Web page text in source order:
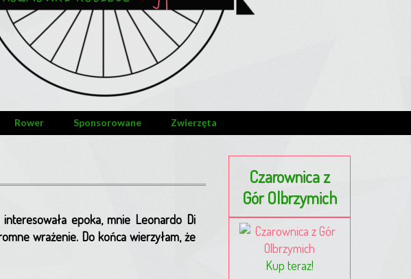
Rower Sponsorowane Zwierzęta
interesowała epoka, mnie Leonardo Di
wrażenie. Do końca wierzyłam, że
Czarownica z
Gór Olbrzymich
Kup teraz!